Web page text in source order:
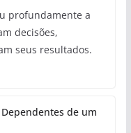
profundamente a
decisões,
seus resultados.
de um